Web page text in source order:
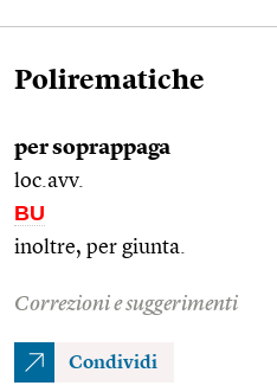
Polirematiche
per soprappaga
loc.avv.
BU
inoltre, per giunta.
Correzioni e suggerimenti
Condividi